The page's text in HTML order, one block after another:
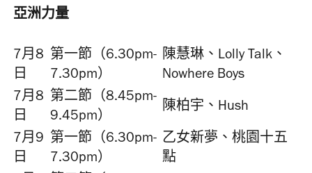
亞洲力量
7月8
日
第一節（6.30pm-
7.30pm）
陳慧琳、Lolly Talk、
Nowhere Boys
7月8
日
第二節（8.45pm-
9.45pm）
陳柏宇、Hush
7月9
日
第一節（6.30pm-
7.30pm）
乙女新夢、桃園十五
點